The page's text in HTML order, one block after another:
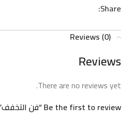
Share:
Reviews (0)
Reviews
There are no reviews yet.
Be the first to review “فن التخفف”